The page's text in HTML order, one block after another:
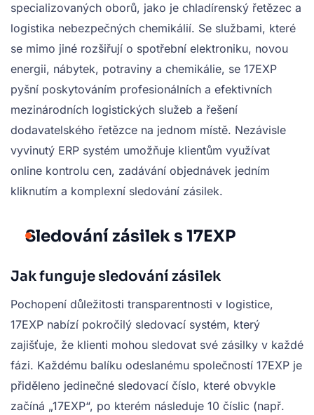
specializovaných oborů, jako je chladírenský řetězec a
logistika nebezpečných chemikálií. Se službami, které
se mimo jiné rozšiřují o spotřební elektroniku, novou
energii, nábytek, potraviny a chemikálie, se 17EXP
pyšní poskytováním profesionálních a efektivních
mezinárodních logistických služeb a řešení
dodavatelského řetězce na jednom místě. Nezávisle
vyvinutý ERP systém umožňuje klientům využívat
online kontrolu cen, zadávání objednávek jedním
kliknutím a komplexní sledování zásilek.
Sledování zásilek s 17EXP
Jak funguje sledování zásilek
Pochopení důležitosti transparentnosti v logistice,
17EXP nabízí pokročilý sledovací systém, který
zajišťuje, že klienti mohou sledovat své zásilky v každé
fázi. Každému balíku odeslanému společností 17EXP je
přiděleno jedinečné sledovací číslo, které obvykle
začíná „17EXP“, po kterém následuje 10 číslic (např.